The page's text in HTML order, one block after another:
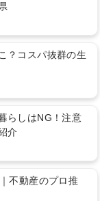
？コスパ抜群の生
らしはNG！注意
介
不動産のプロ推